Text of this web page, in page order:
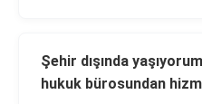
Şehir dışında
hukuk bürosundan